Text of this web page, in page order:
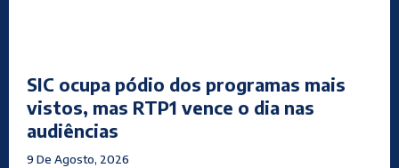
SIC ocupa pódio dos programas mais
vistos, mas RTP1 vence o dia nas
audiências
9 De Agosto, 2026